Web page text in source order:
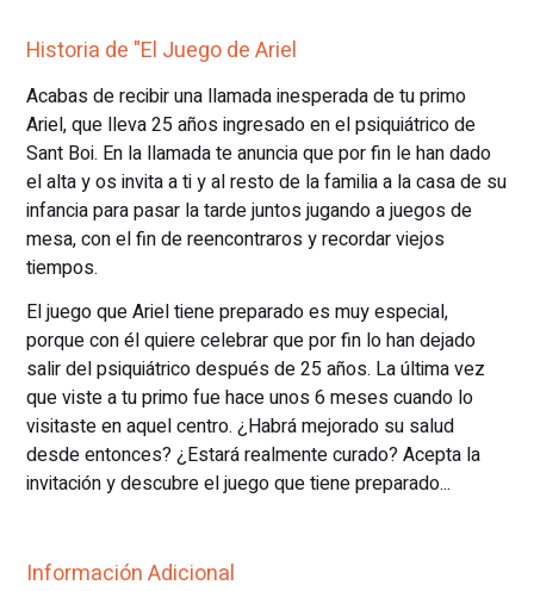
Historia de "El Juego de Ariel
Acabas de recibir una llamada inesperada de tu primo
Ariel, que lleva 25 años ingresado en el psiquiátrico de
Sant Boi. En la llamada te anuncia que por fin le han dado
el alta y os invita a ti y al resto de la familia a la casa de su
infancia para pasar la tarde juntos jugando a juegos de
mesa, con el fin de reencontraros y recordar viejos
tiempos.
El juego que Ariel tiene preparado es muy especial,
porque con él quiere celebrar que por fin lo han dejado
salir del psiquiátrico después de 25 años. La última vez
que viste a tu primo fue hace unos 6 meses cuando lo
visitaste en aquel centro. ¿Habrá mejorado su salud
desde entonces? ¿Estará realmente curado? Acepta la
invitación y descubre el juego que tiene preparado...
Información Adicional